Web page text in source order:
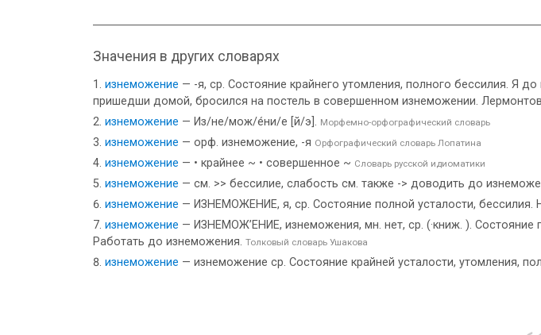
Значения в других словарях
изнеможение — -я, ср. Состояние крайнего утомления, полного бессилия. Я
пришедши домой, бросился на постель в совершенном изнеможении.
изнеможение — Из/не/мож/е́ни/е [й/э]. Морфемно-орфографический словарь
изнеможение — орф. изнеможение, -я Орфографический словарь Лопатина
изнеможение — • крайнее ~ • совершенное ~ Словарь русской идиоматики
изнеможение — см. >> бессилие, слабость см. также -> доводить до
изнеможение — ИЗНЕМОЖЕНИЕ, я, ср. Состояние полной усталости, бессилия.
изнеможение — ИЗНЕМОЖ’ЕНИЕ, изнеможения, мн. нет, ср. (·книж. ). Состояние
Работать до изнеможения. Толковый словарь Ушакова
изнеможение — изнеможение ср. Состояние крайней усталости, утомления,